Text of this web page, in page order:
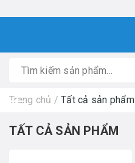
Trang chủ / Tất cả sản phẩm
TẤT CẢ SẢN PHẨM